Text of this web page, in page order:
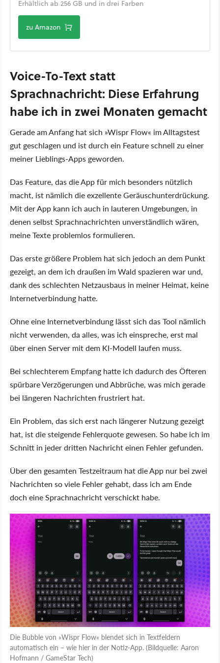
Erhältlich ab 256 GB und in drei Farben
zu Amazon
Voice-To-Text statt
Sprachnachricht: Diese Erfahrung
habe ich in zwei Monaten gemacht
Gerade am Anfang hat sich Wispr Flow im Alltagstest
gut geschlagen und ist durch ein Feature schnell zu einer
meiner Lieblings-Apps geworden.
Das Feature, das die App für mich besonders nützlich
macht, ist nämlich die exzellente Geräuschunterdrückung.
Mit der App kann ich auch in lauteren Umgebungen, in
denen selbst Sprachnachrichten unverständlich wären,
meine Texte problemlos formulieren.
Das erste größere Problem hat sich jedoch an dem Punkt
gezeigt, an dem ich draußen im Wald spazieren war und,
dank des schlechten Netzausbaus in meiner Heimat, keine
Internetverbindung hatte.
Ohne eine Internetverbindung lässt sich das Tool nämlich
nicht verwenden, da alles, was ich einspreche, erst mal
über einen Server mit dem KI-Modell laufen muss.
Bei schlechterem Empfang hatte ich dadurch des Öfteren
spürbare Verzögerungen und Abbrüche, was mich gerade
bei längeren Nachrichten frustriert hat.
Ein Problem, das sich erst nach längerer Nutzung gezeigt
hat, ist die steigende Fehlerquote gewesen. So habe ich im
Schnitt in jeder dritten Nachricht einen Fehler gefunden.
Über den gesamten Testzeitraum hat die App nur bei zwei
Nachrichten so viele Fehler gehabt, dass ich am Ende
doch eine Sprachnachricht verschickt habe.
Die Bubble von »Wispr Flow« blendet sich in Textfeldern
automatisch ein – wie hier in der Notiz-App. (Bildquelle: Aaron
Hofmann / GameStar Tech)